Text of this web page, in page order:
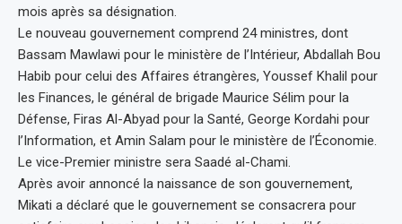
mois après sa désignation.
Le nouveau gouvernement comprend 24 ministres, dont
Bassam Mawlawi pour le ministère de l’Intérieur, Abdallah Bou
Habib pour celui des Affaires étrangères, Youssef Khalil pour
les Finances, le général de brigade Maurice Sélim pour la
Défense, Firas Al-Abyad pour la Santé, George Kordahi pour
l’Information, et Amin Salam pour le ministère de l’Économie.
Le vice-Premier ministre sera Saadé al-Chami.
Après avoir annoncé la naissance de son gouvernement,
Mikati a déclaré que le gouvernement se consacrera pour